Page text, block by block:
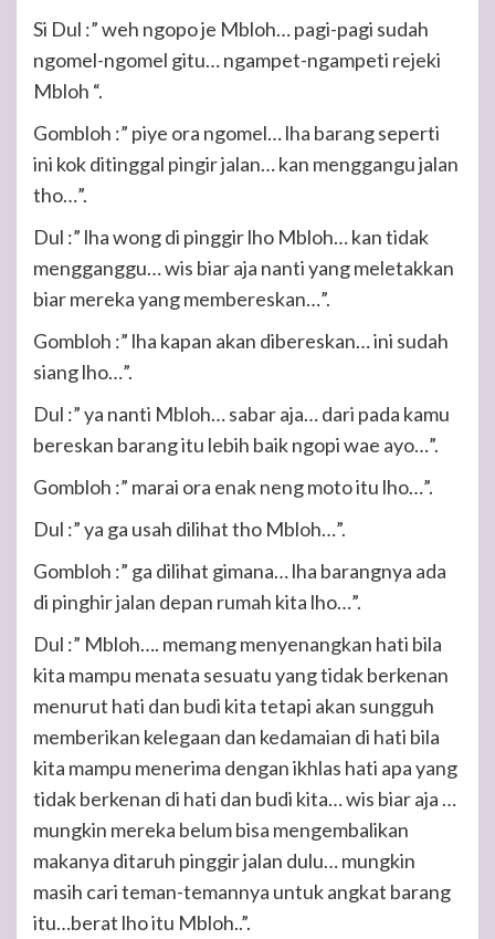
Si Dul :” weh ngopo je Mbloh… pagi-pagi sudah
ngomel-ngomel gitu… ngampet-ngampeti rejeki
Mbloh “.
Gombloh :” piye ora ngomel… lha barang seperti
ini kok ditinggal pingir jalan… kan menggangu jalan
tho…”.
Dul :” lha wong di pinggir lho Mbloh… kan tidak
mengganggu… wis biar aja nanti yang meletakkan
biar mereka yang membereskan…”.
Gombloh :” lha kapan akan dibereskan… ini sudah
siang lho…”.
Dul :” ya nanti Mbloh… sabar aja… dari pada kamu
bereskan barang itu lebih baik ngopi wae ayo…”.
Gombloh :” marai ora enak neng moto itu lho…”.
Dul :” ya ga usah dilihat tho Mbloh…”.
Gombloh :” ga dilihat gimana… lha barangnya ada
di pinghir jalan depan rumah kita lho…”.
Dul :” Mbloh…. memang menyenangkan hati bila
kita mampu menata sesuatu yang tidak berkenan
menurut hati dan budi kita tetapi akan sungguh
memberikan kelegaan dan kedamaian di hati bila
kita mampu menerima dengan ikhlas hati apa yang
tidak berkenan di hati dan budi kita… wis biar aja …
mungkin mereka belum bisa mengembalikan
makanya ditaruh pinggir jalan dulu… mungkin
masih cari teman-temannya untuk angkat barang
itu…berat lho itu Mbloh..”.